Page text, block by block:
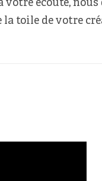
votre écoute,
la toile de votre